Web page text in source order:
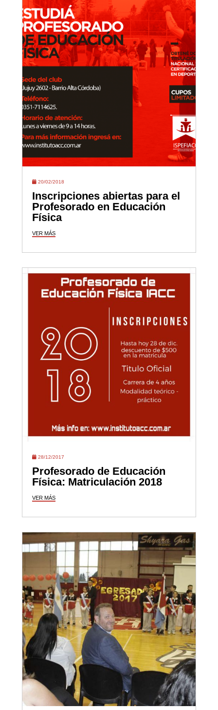
20/02/2018
Inscripciones abiertas para el
Profesorado en Educación
Física
VER MÁS
28/12/2017
Profesorado de Educación
Física: Matriculación 2018
VER MÁS